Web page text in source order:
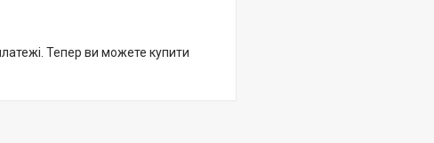
Тепер ви можете купити